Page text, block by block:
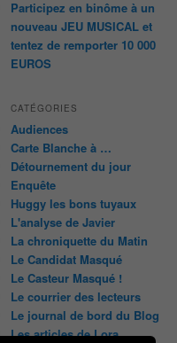
Participez en binôme à un
nouveau JEU MUSICAL et
tentez de remporter 10 000
EUROS
CATÉGORIES
Audiences
Carte Blanche à …
Détournement du jour
Enquête
Huggy les bons tuyaux
L'analyse de Javier
La chroniquette du Matin
Le Candidat Masqué
Le Casteur Masqué !
Le courrier des lecteurs
Le journal de bord du Blog
Les articles de Lora